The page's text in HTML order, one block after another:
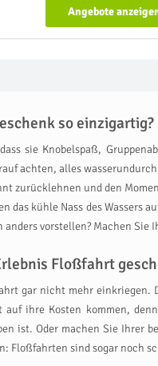
Angebote
so einzigartig?
sie Knobelspaß,
achten, alles
zurücklehnen und den
kühle Nass des Wassers
vorstellen? Machen
Floßfahrt
gar nicht mehr
ihre Kosten kommen,
ist. Oder machen Sie
Floßfahrten sind sogar noch